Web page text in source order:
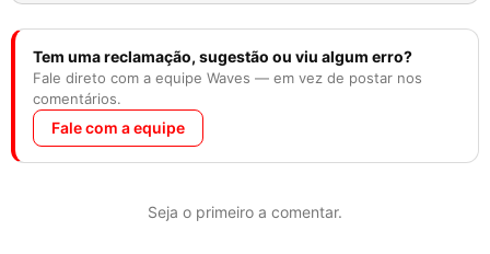
Tem uma reclamação, sugestão ou viu algum erro?
Fale direto com a equipe Waves — em vez de postar nos
comentários.
Fale com a equipe
Seja o primeiro a comentar.